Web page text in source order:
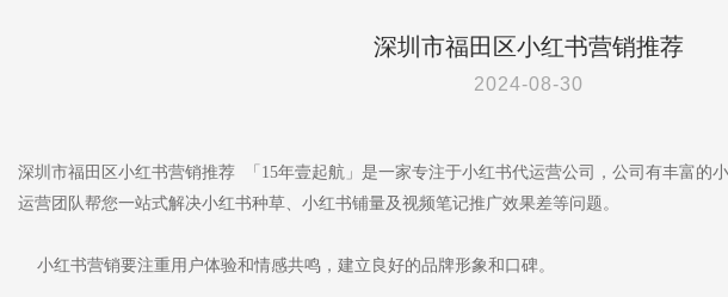
深圳市福田区小红书营销推荐
2024-08-30
深圳市福田区小红书营销推荐 「15年壹起航」是一家专注于小红书代运营公司，公司有丰富的
运营团队帮您一站式解决小红书种草、小红书铺量及视频笔记推广效果差等问题。
小红书营销要注重用户体验和情感共鸣，建立良好的品牌形象和口碑。